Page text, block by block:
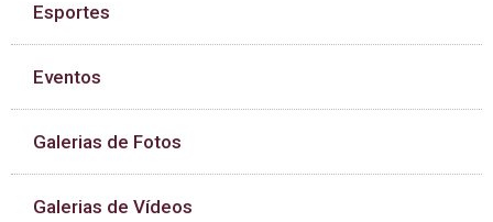
Esportes
Eventos
Galerias de Fotos
Galerias de Vídeos